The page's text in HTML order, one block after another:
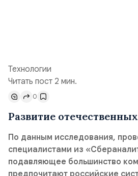
Технологии
Читать пост 2 мин.
0
Развитие
По данным исследования,
специалистами из
подавляющее большинство
предпочитают российские